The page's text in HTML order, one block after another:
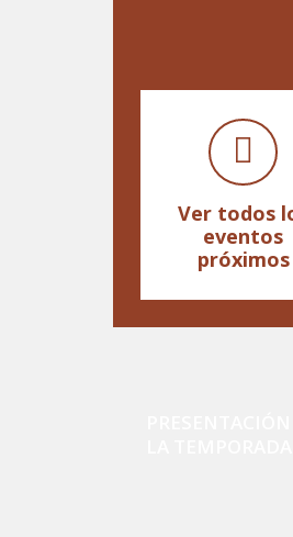
Ver todos
eventos
próximos